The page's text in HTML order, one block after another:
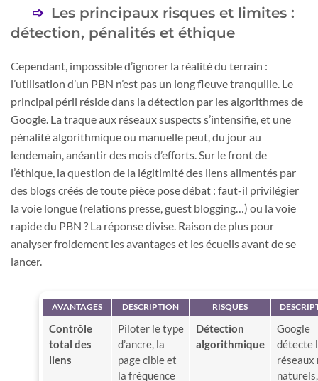
Les principaux risques et limites :
détection, pénalités et éthique
Cependant, impossible d’ignorer la réalité du terrain :
l’utilisation d’un PBN n’est pas un long fleuve tranquille. Le
principal péril réside dans la détection par les algorithmes de
Google. La traque aux réseaux suspects s’intensifie, et une
pénalité algorithmique ou manuelle peut, du jour au
lendemain, anéantir des mois d’efforts. Sur le front de
l’éthique, la question de la légitimité des liens alimentés par
des blogs créés de toute pièce pose débat : faut-il privilégier
la voie longue (relations presse, guest blogging…) ou la voie
rapide du PBN ? La réponse divise. Raison de plus pour
analyser froidement les avantages et les écueils avant de se
lancer.
AVANTAGES DESCRIPTION RISQUES
Contrôle
total des
liens
Piloter le type
d’ancre, la
page cible et
la fréquence
Détection
algorithmique
Google
détecte
réseaux
naturels,